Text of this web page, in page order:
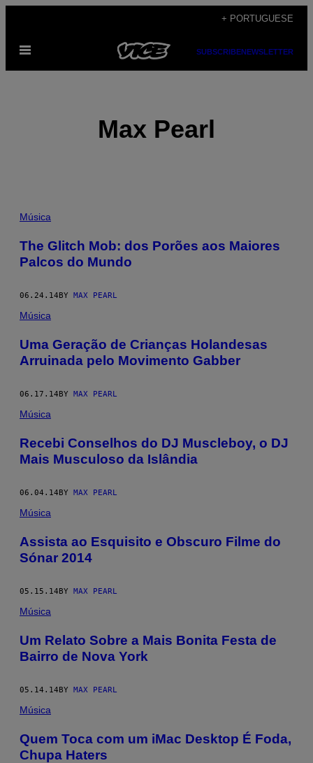
content
+ PORTUGUESE
Open
SUBSCRIBENEWSLETTER
Max Pearl
POSTS
BY
THIS
AUTHOR
Música
The Glitch Mob: dos Porões aos Maiores
Palcos do Mundo
06.24.14BY MAX PEARL
Música
Uma Geração de Crianças Holandesas
Arruinada pelo Movimento Gabber
06.17.14BY MAX PEARL
Música
Recebi Conselhos do DJ Muscleboy, o DJ
Mais Musculoso da Islândia
06.04.14BY MAX PEARL
Música
Assista ao Esquisito e Obscuro Filme do
Sónar 2014
05.15.14BY MAX PEARL
Música
Um Relato Sobre a Mais Bonita Festa de
Bairro de Nova York
05.14.14BY MAX PEARL
Música
Quem Toca com um iMac Desktop É Foda,
Chupa Haters